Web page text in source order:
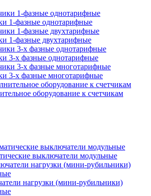
1-фазные однотарифные
1-фазные двухтарифные
3-х фазные однотарифные
3-х фазные многотарифные
оборудование к счетчикам
выключатели модульные
нагрузки (мини-рубильники)